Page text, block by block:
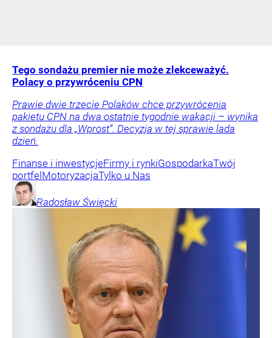
Tego sondażu premier nie może zlekceważyć.
Polacy o przywróceniu CPN
Prawie dwie trzecie Polaków chce przywrócenia
pakietu CPN na dwa ostatnie tygodnie wakacji – wynika
z sondażu dla „Wprost”. Decyzja w tej sprawie lada
dzień.
Finanse i inwestycjeFirmy i rynkiGospodarkaTwój
portfel MotoryzacjaTylko u Nas
Radosław Święcki